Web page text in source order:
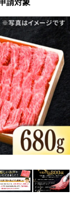
請対象